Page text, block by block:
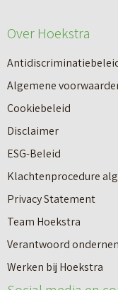
n
n
a
a
r
e
e
n
n
i
e
u
e
Over Hoekstra
Algemene
Cookiebeleid
Disclaimer
ESG-Beleid
Klachtenprocedure
Privacy Statement
Team Hoekstra
Verantwoord
Werken bij Hoekstra